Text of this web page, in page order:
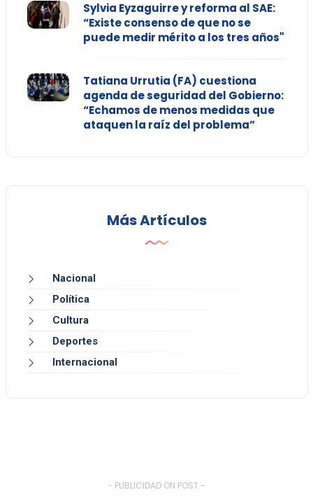
Sylvia Eyzaguirre y reforma al SAE:
“Existe consenso de que no se
puede medir mérito a los tres años"
Tatiana Urrutia (FA) cuestiona
agenda de seguridad del Gobierno:
“Echamos de menos medidas que
ataquen la raíz del problema”
Más Artículos
Nacional
Política
Cultura
Deportes
Internacional
- PUBLICIDAD ON POST -